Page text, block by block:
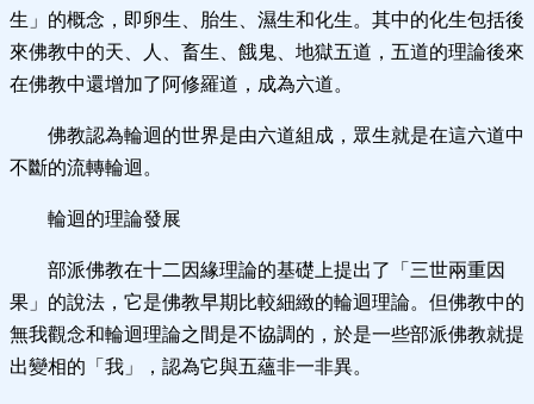
生」的概念，即卵生、胎生、濕生和化生。其中的化生包括後
來佛教中的天、人、畜生、餓鬼、地獄五道，五道的理論後來
在佛教中還增加了阿修羅道，成為六道。
佛教認為輪迴的世界是由六道組成，眾生就是在這六道中
不斷的流轉輪迴。
輪迴的理論發展
部派佛教在十二因緣理論的基礎上提出了「三世兩重因
果」的說法，它是佛教早期比較細緻的輪迴理論。但佛教中的
無我觀念和輪迴理論之間是不協調的，於是一些部派佛教就提
出變相的「我」，認為它與五蘊非一非異。